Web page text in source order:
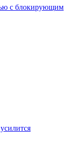
с блокирующим